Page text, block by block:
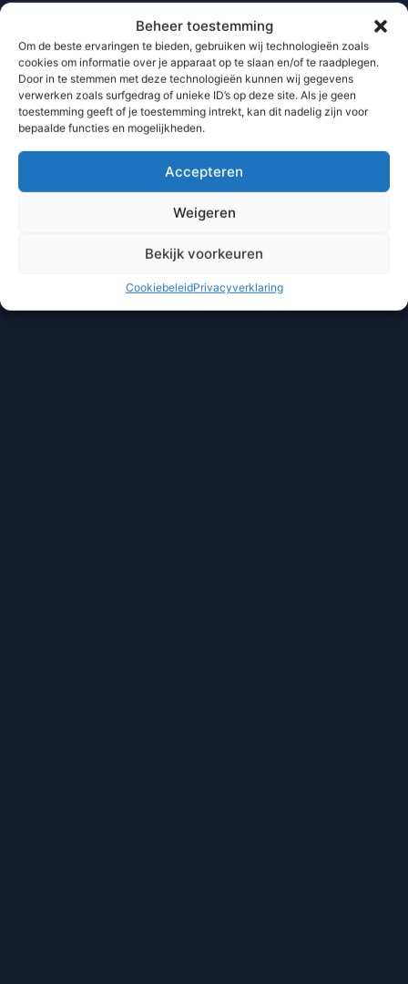
Beheer toestemming
Om de beste ervaringen te bieden, gebruiken wij technologieën zoals
cookies om informatie over je apparaat op te slaan en/of te raadplegen.
Door in te stemmen met deze technologieën kunnen wij gegevens
verwerken zoals surfgedrag of unieke ID’s op deze site. Als je geen
toestemming geeft of je toestemming intrekt, kan dit nadelig zijn voor
bepaalde functies en mogelijkheden.
Accepteren
Weigeren
Bekijk voorkeuren
CookiebeleidPrivacyverklaring